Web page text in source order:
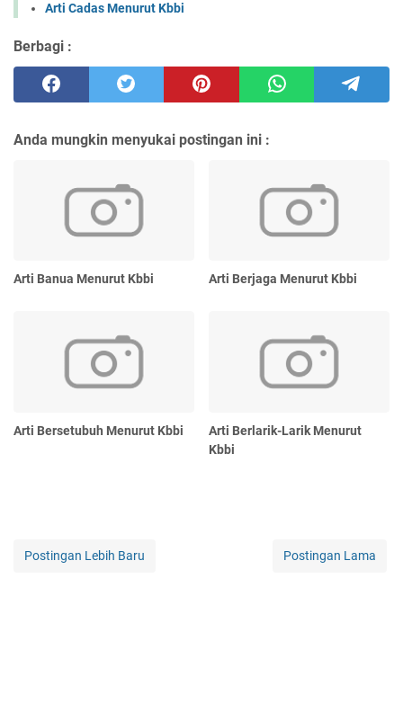
Arti Cadas Menurut Kbbi
Berbagi :
Anda mungkin menyukai postingan ini :
Arti Banua Menurut Kbbi Arti Berjaga Menurut Kbbi
Arti Bersetubuh Menurut Kbbi
Arti Berlarik-Larik Menurut
Kbbi
Postingan Lebih Baru Postingan Lama